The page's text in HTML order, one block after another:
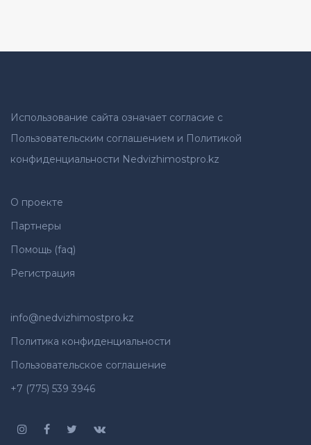
Использование сайта означает согласие с
Пользовательским соглашением и Политикой
конфиденциальности Nedvizhimostpro.kz
О проекте
Партнеры
Помощь (faq)
Регистрация
info@nedvizhimostpro.kz
Политика конфиденциальности
Пользовательское соглашение
+7 (775) 539 3946